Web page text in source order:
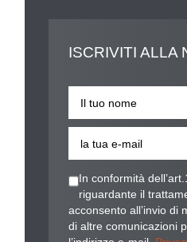
ISCRIVITIALLA
In conformità
riguardante il
acconsento all’invio di
di altre comunicazioni